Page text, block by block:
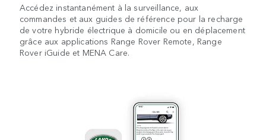
Accédez instantanément à la surveillance, aux
commandes et aux guides de référence pour la recharge
de votre hybride électrique à domicile ou en déplacement
grâce aux applications Range Rover Remote, Range
Rover iGuide et MENA Care.